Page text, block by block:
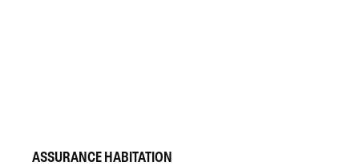
ASSURANCE HABITATION